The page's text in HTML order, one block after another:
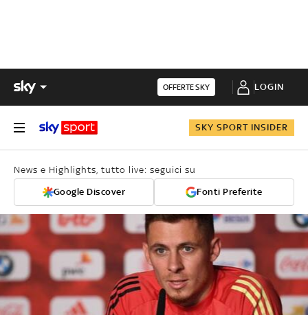
OFFERTE SKY LOGIN
SKY SPORT INSIDER
News e Highlights, tutto live: seguici su
Google Discover Fonti Preferite